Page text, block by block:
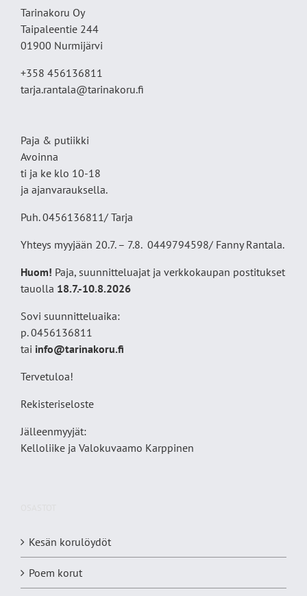
Tarinakoru Oy
Taipaleentie 244
01900 Nurmijärvi
+358 456136811
tarja.rantala@tarinakoru.fi
Paja & putiikki
Avoinna
ti ja ke klo 10-18
ja ajanvarauksella.
Puh. 0456136811/ Tarja
Yhteys myyjään 20.7. – 7.8. 0449794598/ Fanny Rantala.
Huom! Paja, suunnitteluajat ja verkkokaupan postitukset
tauolla 18.7.-10.8.2026
Sovi suunnitteluaika:
p. 0456136811
tai info@tarinakoru.fi
Tervetuloa!
Rekisteriseloste
Jälleenmyyjät:
Kelloliike ja Valokuvaamo Karppinen
Kesän korulöydöt
Poem korut